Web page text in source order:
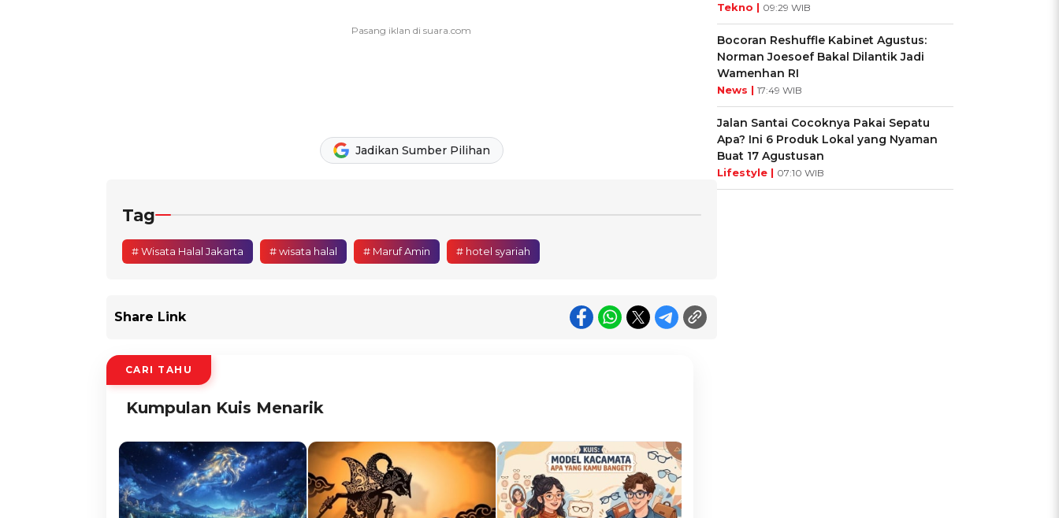
Jadikan Sumber Pilihan
Tag
# Wisata Halal Jakarta # wisata halal # Maruf Amin # hotel syariah
Share Link
CARI TAHU
Kumpulan Kuis Menarik
Tekno | 09:29 WIB
Bocoran Reshuffle Kabinet Agustus:
Norman Joesoef Bakal Dilantik Jadi
Wamenhan RI
News | 17:49 WIB
Jalan Santai Cocoknya Pakai Sepatu
Apa? Ini 6 Produk Lokal yang Nyaman
Buat 17 Agustusan
Lifestyle | 07:10 WIB